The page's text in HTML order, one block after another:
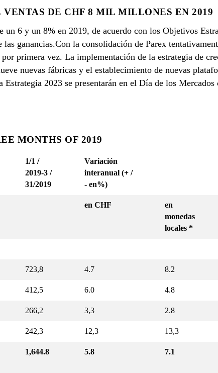
DE CHF 8 MIL MILLONES EN 2019
un 6 y un 8% en 2019, de acuerdo con los Objetivos
ganancias.Con la consolidación de Parex
primera vez. La implementación de la estrategia de
nuevas fábricas y el establecimiento de nuevas
2023 se presentarán en el Día de los
MONTHS OF 2019
1/1 /
2019-3 /
31/2019
Variación
interanual (+ /
- en%)
en CHF
en
monedas
locales *
723,8 4.7 8.2
412,5 6.0 4.8
266,2 3,3 2.8
242,3 12,3 13,3
1,644.8 5.8 7.1